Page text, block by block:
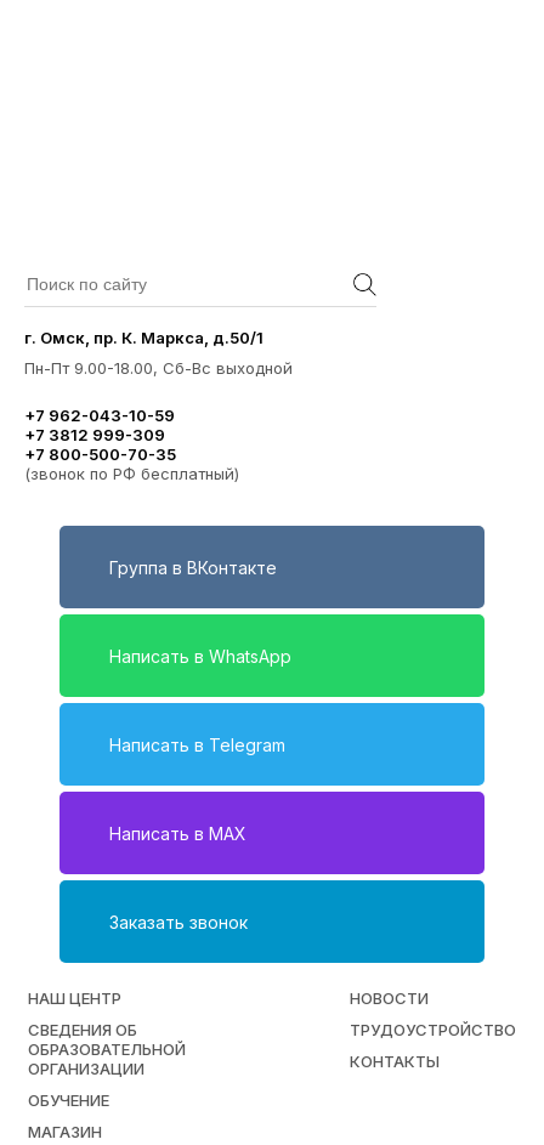
г. Омск, пр. К. Маркса, д.50/1
Пн-Пт 9.00-18.00, Сб-Вс выходной
+7 962-043-10-59
+7 3812 999-309
+7 800-500-70-35
(звонок по РФ бесплатный)
Группа в ВКонтакте
Написать в WhatsApp
Написать в Telegram
Написать в MAX
Заказать звонок
НАШ ЦЕНТР
СВЕДЕНИЯ ОБ
ОБРАЗОВАТЕЛЬНОЙ
ОРГАНИЗАЦИИ
ОБУЧЕНИЕ
МАГАЗИН
НОВОСТИ
ТРУДОУСТРОЙСТВО
КОНТАКТЫ